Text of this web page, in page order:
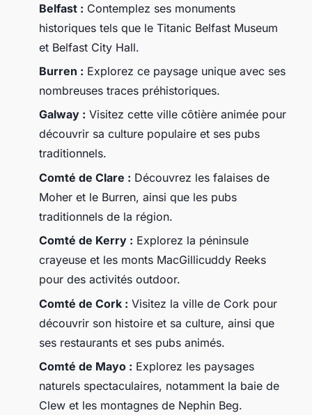
Belfast : Contemplez ses monuments
historiques tels que le Titanic Belfast Museum
et Belfast City Hall.
Burren : Explorez ce paysage unique avec ses
nombreuses traces préhistoriques.
Galway : Visitez cette ville côtière animée pour
découvrir sa culture populaire et ses pubs
traditionnels.
Comté de Clare : Découvrez les falaises de
Moher et le Burren, ainsi que les pubs
traditionnels de la région.
Comté de Kerry : Explorez la péninsule
crayeuse et les monts MacGillicuddy Reeks
pour des activités outdoor.
Comté de Cork : Visitez la ville de Cork pour
découvrir son histoire et sa culture, ainsi que
ses restaurants et ses pubs animés.
Comté de Mayo : Explorez les paysages
naturels spectaculaires, notamment la baie de
Clew et les montagnes de Nephin Beg.